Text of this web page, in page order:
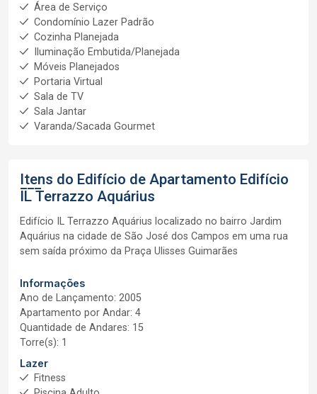
Área de Serviço
Condomínio Lazer Padrão
Cozinha Planejada
Iluminação Embutida/Planejada
Móveis Planejados
Portaria Virtual
Sala de TV
Sala Jantar
Varanda/Sacada Gourmet
Itens do Edifício de Apartamento Edifício
IL Terrazzo Aquárius
Edifício IL Terrazzo Aquárius localizado no bairro Jardim
Aquárius na cidade de São José dos Campos em uma rua
sem saída próximo da Praça Ulisses Guimarães
Informações
Ano de Lançamento: 2005
Apartamento por Andar: 4
Quantidade de Andares: 15
Torre(s): 1
Lazer
Fitness